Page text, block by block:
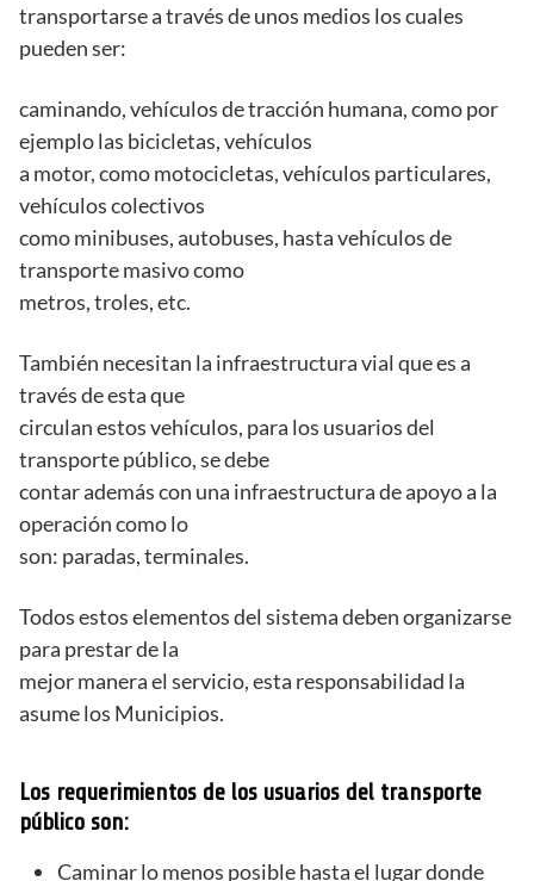
transportarse a través de unos medios los cuales
pueden ser:
caminando, vehículos de tracción humana, como por
ejemplo las bicicletas, vehículos
a motor, como motocicletas, vehículos particulares,
vehículos colectivos
como minibuses, autobuses, hasta vehículos de
transporte masivo como
metros, troles, etc.
También necesitan la infraestructura vial que es a
través de esta que
circulan estos vehículos, para los usuarios del
transporte público, se debe
contar además con una infraestructura de apoyo a la
operación como lo
son: paradas, terminales.
Todos estos elementos del sistema deben organizarse
para prestar de la
mejor manera el servicio, esta responsabilidad la
asume los Municipios.
Los requerimientos de los usuarios del transporte
público son:
Caminar lo menos posible hasta el lugar donde